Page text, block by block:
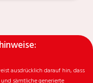
ausdrücklich darauf hin, dass
sämtliche generierte